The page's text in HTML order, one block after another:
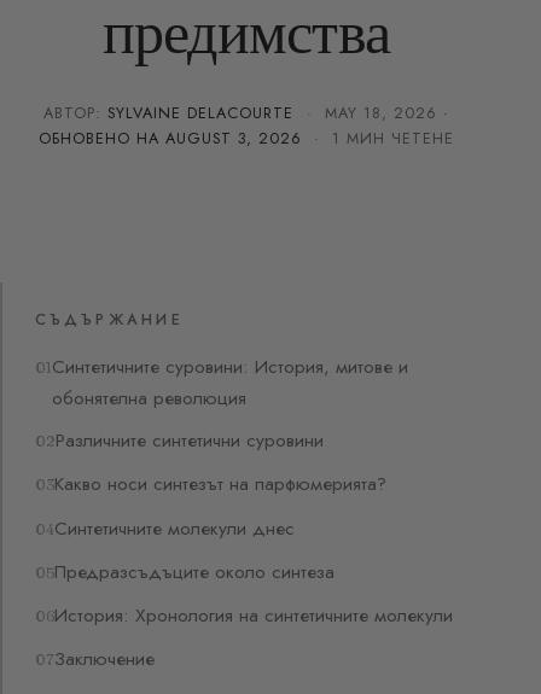
предимства
АВТОР: SYLVAINE DELACOURTE · MAY 18, 2026 ·
ОБНОВЕНО НА AUGUST 3, 2026 · 1 МИН ЧЕТЕНЕ
СЪДЪРЖАНИЕ
Синтетичните суровини: История, митове и
обонятелна революция
Различните синтетични суровини
Какво носи синтезът на парфюмерията?
Синтетичните молекули днес
Предразсъдъците около синтеза
История: Хронология на синтетичните молекули
Заключение